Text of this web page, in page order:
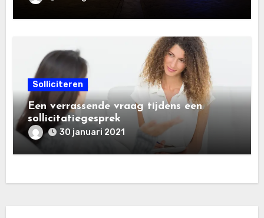
Solliciteren
Een verrassende vraag tijdens een
sollicitatiegesprek
30 januari 2021